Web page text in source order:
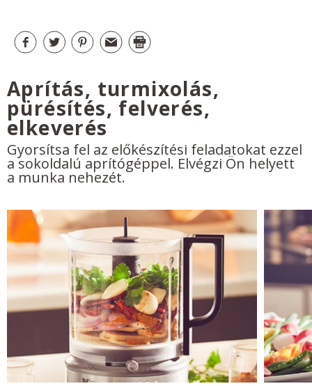
Aprítás, turmixolás,
pürésítés, felverés,
elkeverés
Gyorsítsa fel az előkészítési feladatokat ezzel
a sokoldalú aprítógéppel. Elvégzi Ön helyett
a munka nehezét.